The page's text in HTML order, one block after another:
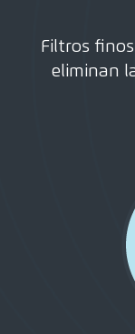
Filtros
eliminan